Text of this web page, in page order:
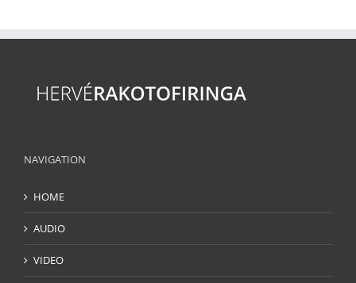
NAVIGATION
HOME
AUDIO
VIDEO